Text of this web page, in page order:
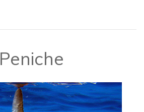
​Peniche